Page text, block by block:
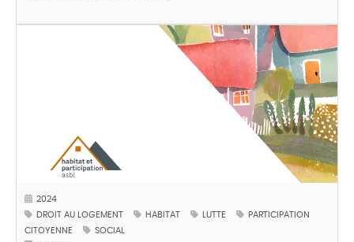
2024
DROIT AU LOGEMENT
HABITAT LUTTE
PARTICIPATION
CITOYENNE
SOCIAL